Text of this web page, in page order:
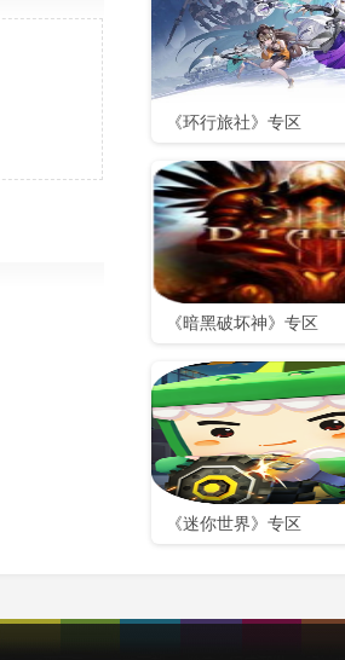
《环行旅社》专区
《暗黑破坏神》专区
《迷你世界》专区